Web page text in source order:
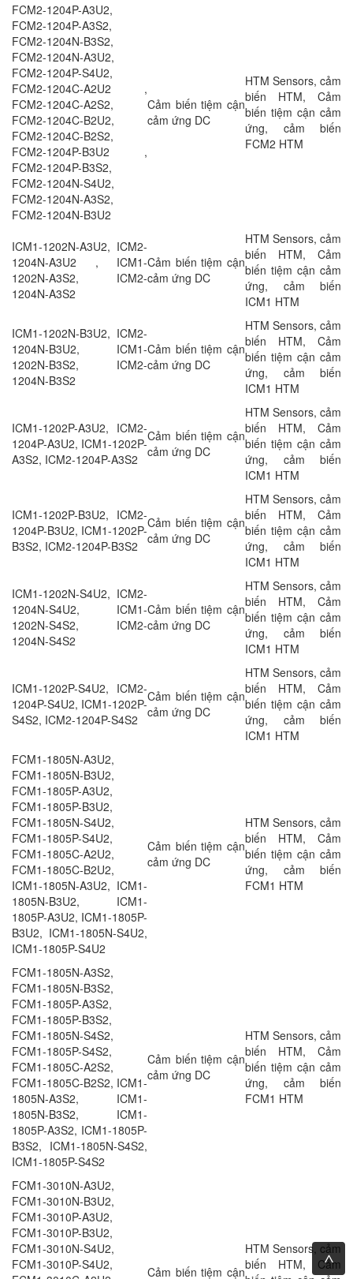
FCM2-1204P-A3U2,
FCM2-1204P-A3S2,
FCM2-1204N-B3S2,
FCM2-1204N-A3U2,
FCM2-1204P-S4U2,
FCM2-1204C-A2U2 ,
FCM2-1204C-A2S2,
FCM2-1204C-B2U2,
FCM2-1204C-B2S2,
FCM2-1204P-B3U2 ,
FCM2-1204P-B3S2,
FCM2-1204N-S4U2,
FCM2-1204N-A3S2,
FCM2-1204N-B3U2
Cảm biến tiệm cận
cảm ứng DC
HTM Sensors, cảm
biến HTM, Cảm
biến tiệm cận cảm
ứng, cảm biến
FCM2 HTM
ICM1-1202N-A3U2, ICM2-
1204N-A3U2 , ICM1-
1202N-A3S2, ICM2-
1204N-A3S2
Cảm biến tiệm cận
cảm ứng DC
HTM Sensors, cảm
biến HTM, Cảm
biến tiệm cận cảm
ứng, cảm biến
ICM1 HTM
ICM1-1202N-B3U2, ICM2-
1204N-B3U2, ICM1-
1202N-B3S2, ICM2-
1204N-B3S2
Cảm biến tiệm cận
cảm ứng DC
HTM Sensors, cảm
biến HTM, Cảm
biến tiệm cận cảm
ứng, cảm biến
ICM1 HTM
ICM1-1202P-A3U2, ICM2-
1204P-A3U2, ICM1-1202P-
A3S2, ICM2-1204P-A3S2
Cảm biến tiệm cận
cảm ứng DC
HTM Sensors, cảm
biến HTM, Cảm
biến tiệm cận cảm
ứng, cảm biến
ICM1 HTM
ICM1-1202P-B3U2, ICM2-
1204P-B3U2, ICM1-1202P-
B3S2, ICM2-1204P-B3S2
Cảm biến tiệm cận
cảm ứng DC
HTM Sensors, cảm
biến HTM, Cảm
biến tiệm cận cảm
ứng, cảm biến
ICM1 HTM
ICM1-1202N-S4U2, ICM2-
1204N-S4U2, ICM1-
1202N-S4S2, ICM2-
1204N-S4S2
Cảm biến tiệm cận
cảm ứng DC
HTM Sensors, cảm
biến HTM, Cảm
biến tiệm cận cảm
ứng, cảm biến
ICM1 HTM
ICM1-1202P-S4U2, ICM2-
1204P-S4U2, ICM1-1202P-
S4S2, ICM2-1204P-S4S2
Cảm biến tiệm cận
cảm ứng DC
HTM Sensors, cảm
biến HTM, Cảm
biến tiệm cận cảm
ứng, cảm biến
ICM1 HTM
FCM1-1805N-A3U2,
FCM1-1805N-B3U2,
FCM1-1805P-A3U2,
FCM1-1805P-B3U2,
FCM1-1805N-S4U2,
FCM1-1805P-S4U2,
FCM1-1805C-A2U2,
FCM1-1805C-B2U2,
ICM1-1805N-A3U2, ICM1-
1805N-B3U2, ICM1-
1805P-A3U2, ICM1-1805P-
B3U2, ICM1-1805N-S4U2,
ICM1-1805P-S4U2
Cảm biến tiệm cận
cảm ứng DC
HTM Sensors, cảm
biến HTM, Cảm
biến tiệm cận cảm
ứng, cảm biến
FCM1 HTM
FCM1-1805N-A3S2,
FCM1-1805N-B3S2,
FCM1-1805P-A3S2,
FCM1-1805P-B3S2,
FCM1-1805N-S4S2,
FCM1-1805P-S4S2,
FCM1-1805C-A2S2,
FCM1-1805C-B2S2, ICM1-
1805N-A3S2, ICM1-
1805N-B3S2, ICM1-
1805P-A3S2, ICM1-1805P-
B3S2, ICM1-1805N-S4S2,
ICM1-1805P-S4S2
Cảm biến tiệm cận
cảm ứng DC
HTM Sensors, cảm
biến HTM, Cảm
biến tiệm cận cảm
ứng, cảm biến
FCM1 HTM
FCM1-3010N-A3U2,
FCM1-3010N-B3U2,
FCM1-3010P-A3U2,
FCM1-3010P-B3U2,
FCM1-3010N-S4U2,
FCM1-3010P-S4U2,
Cảm biến tiệm cận
HTM Sensors, cảm
biến HTM, Cảm